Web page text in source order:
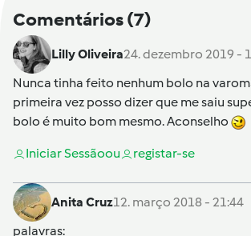
Comentários(7)
Lilly Oliveira24. dezembro 2019 -
Nunca tinha feito nenhum bolo na
primeira vez posso dizer que me saiu
bolo é muito bom mesmo. Aconselho
Iniciar Sessãoou registar-se
Anita Cruz12. março 2018 - 21:44
palavras: